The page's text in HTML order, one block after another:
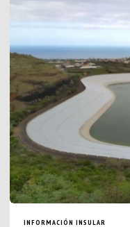
INFORMACIÓN INSULAR